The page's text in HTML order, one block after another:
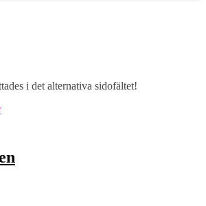
i det alternativa sidofältet!